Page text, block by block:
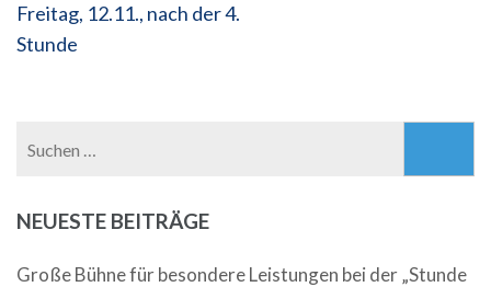
Freitag, 12.11., nach der 4.
Stunde
NEUESTE BEITRÄGE
Große Bühne für besondere Leistungen bei der „Stunde